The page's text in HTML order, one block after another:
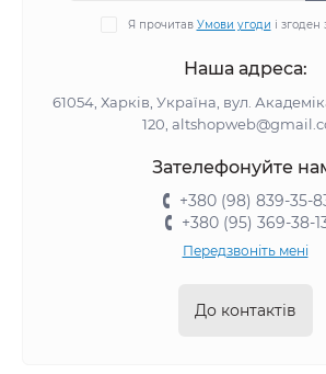
Я прочитав Умови угоди і
Наша адреса:
61054, Харків, Україна, вул.
120,
Зателефонуйте
+380 (98) 839-35-
+380 (95) 369-38-
Передзвоніть мені
До контактів